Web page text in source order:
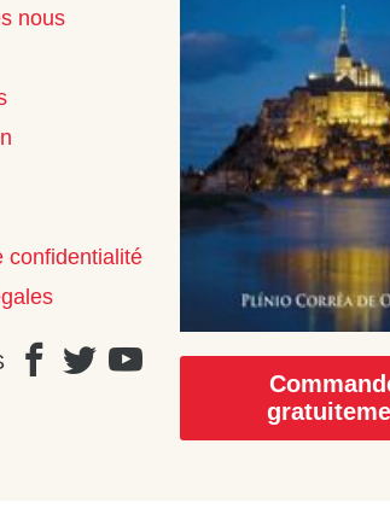
nous
confidentialité